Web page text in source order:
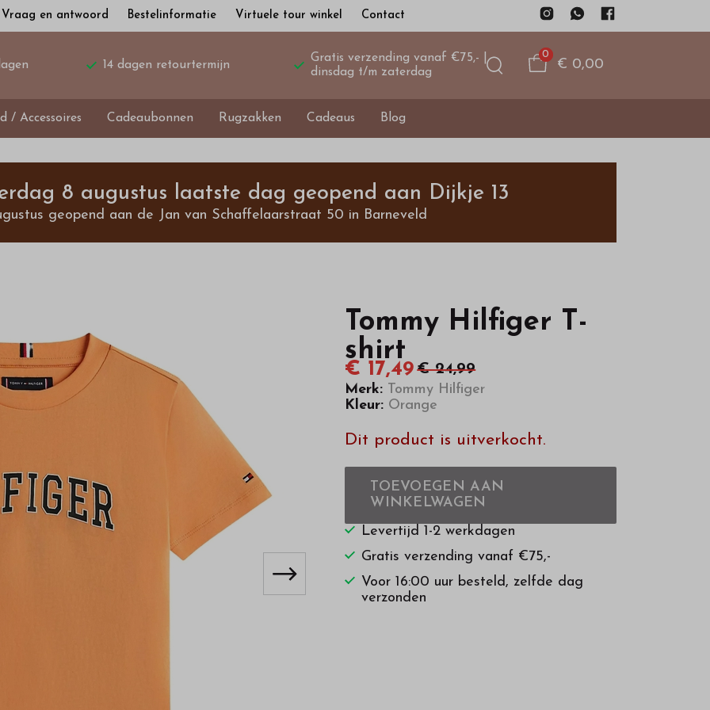
Vraag en antwoord Bestelinformatie Virtuele tour winkel Contact
14 dagen retourtermijn
Gratis verzending vanaf €75,- |
dinsdag t/m zaterdag
0
€ 0,00
/ Accessoires Cadeaubonnen Rugzakken Cadeaus Blog
8 augustus laatste dag geopend aan Dijkje 13
geopend aan de Jan van Schaffelaarstraat 50 in Barneveld
Tommy Hilfiger T-
shirt
€ 17,49 € 24,99
Merk: Tommy Hilfiger
Kleur: Orange
Dit product is uitverkocht.
TOEVOEGEN AAN
WINKELWAGEN
Levertijd 1-2 werkdagen
Gratis verzending vanaf €75,-
Voor 16:00 uur besteld, zelfde dag
verzonden